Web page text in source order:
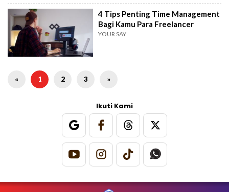
4 Tips Penting Time Management
Bagi Kamu Para Freelancer
YOUR SAY
« 1 2 3 »
Ikuti Kami